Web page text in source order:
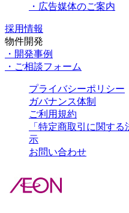
・広告媒体のご案内
採用情報
物件開発
・開発事例
・ご相談フォーム
プライバシーポリシー
ガバナンス体制
ご利用規約
「特定商取引に関す
示
お問い合わせ